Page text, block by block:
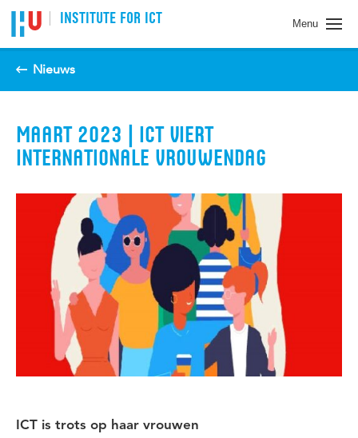
Spring naar pagina inhoud
INSTITUTE FOR ICT Menu
Nieuws
MAART 2023 | ICT VIERT
INTERNATIONALE VROUWENDAG
ICT is trots op haar vrouwen